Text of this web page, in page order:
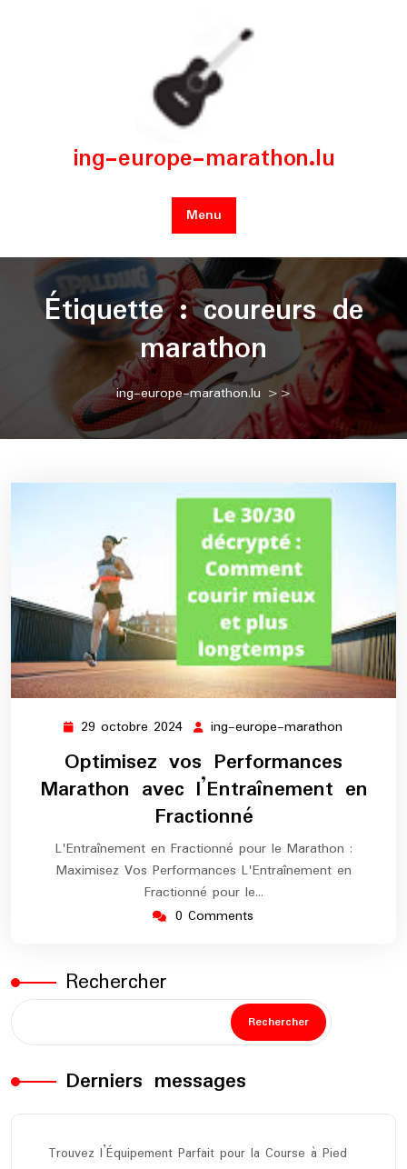
ing-europe-marathon.lu
Menu
Étiquette :coureurs de
marathon
ing-europe-marathon.lu >>
29 octobre 2024 29
octobre
2024
ing-europe-marathon
Optimisez vos Performances
Marathon avec l’Entraînement en
Fractionné
L'Entraînement en Fractionné pour le Marathon :
Maximisez Vos Performances L'Entraînement en
Fractionné pour le…
0 Comments
Rechercher
Rechercher
Derniers messages
Trouvez l’Équipement Parfait pour la Course à Pied